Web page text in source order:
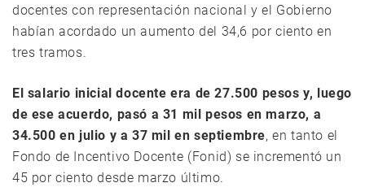
docentes con representación nacional y el Gobierno
habían acordado un aumento del 34,6 por ciento en
tres tramos.
El salario inicial docente era de 27.500 pesos y, luego
de ese acuerdo, pasó a 31 mil pesos en marzo, a
34.500 en julio y a 37 mil en septiembre, en tanto el
Fondo de Incentivo Docente (Fonid) se incrementó un
45 por ciento desde marzo último.